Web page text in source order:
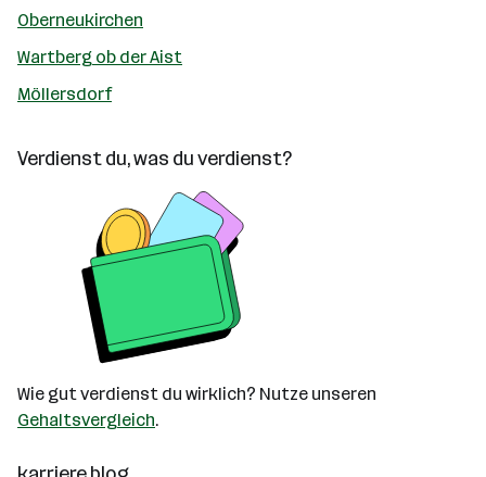
Oberneukirchen
Wartberg ob der Aist
Möllersdorf
Verdienst du, was du verdienst?
Wie gut verdienst du wirklich? Nutze unseren
Gehaltsvergleich.